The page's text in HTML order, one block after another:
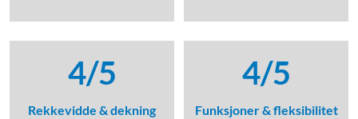
4/5
Rekkevidde & dekning
4/5
Funksjoner & fleksibilitet